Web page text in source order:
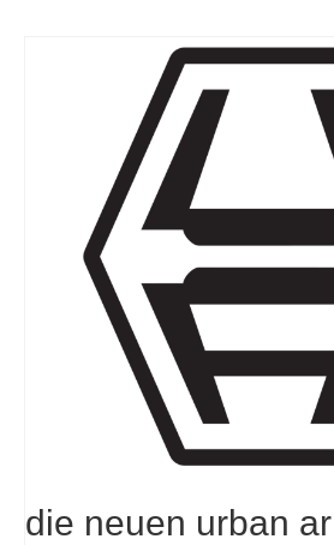
die neuen urban